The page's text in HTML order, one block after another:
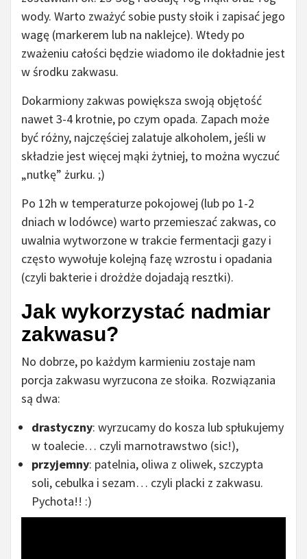
wody. Warto zważyć sobie pusty słoik i zapisać jego
wagę (markerem lub na naklejce). Wtedy po
zważeniu całości będzie wiadomo ile dokładnie jest
w środku zakwasu.
Dokarmiony zakwas powiększa swoją objętość
nawet 3-4 krotnie, po czym opada. Zapach może
być różny, najczęściej zalatuje alkoholem, jeśli w
składzie jest więcej mąki żytniej, to można wyczuć
„nutkę” żurku. ;)
Po 12h w temperaturze pokojowej (lub po 1-2
dniach w lodówce) warto przemieszać zakwas, co
uwalnia wytworzone w trakcie fermentacji gazy i
często wywołuje kolejną fazę wzrostu i opadania
(czyli bakterie i drożdże dojadają resztki).
Jak wykorzystać nadmiar
zakwasu?
No dobrze, po każdym karmieniu zostaje nam
porcja zakwasu wyrzucona ze słoika. Rozwiązania
są dwa:
drastyczny: wyrzucamy do kosza lub spłukujemy
w toalecie… czyli marnotrawstwo (sic!),
przyjemny: patelnia, oliwa z oliwek, szczypta
soli, cebulka i sezam… czyli placki z zakwasu.
Pychota!! :)